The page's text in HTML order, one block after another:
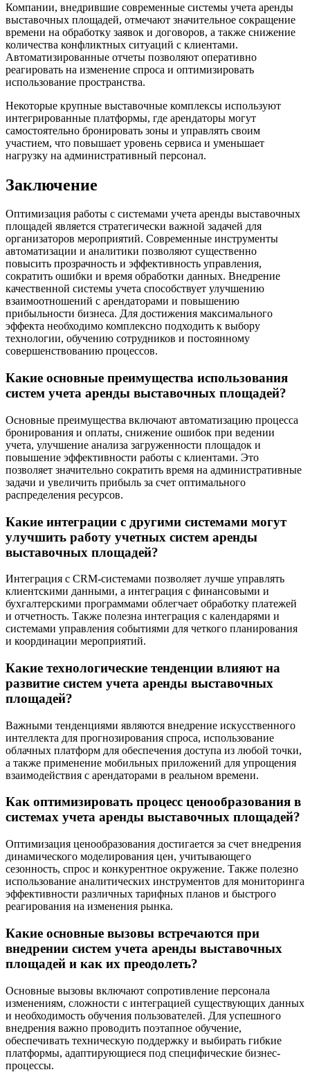
Компании, внедрившие современные системы учета аренды
выставочных площадей, отмечают значительное сокращение
времени на обработку заявок и договоров, а также снижение
количества конфликтных ситуаций с клиентами.
Автоматизированные отчеты позволяют оперативно
реагировать на изменение спроса и оптимизировать
использование пространства.
Некоторые крупные выставочные комплексы используют
интегрированные платформы, где арендаторы могут
самостоятельно бронировать зоны и управлять своим
участием, что повышает уровень сервиса и уменьшает
нагрузку на административный персонал.
Заключение
Оптимизация работы с системами учета аренды выставочных
площадей является стратегически важной задачей для
организаторов мероприятий. Современные инструменты
автоматизации и аналитики позволяют существенно
повысить прозрачность и эффективность управления,
сократить ошибки и время обработки данных. Внедрение
качественной системы учета способствует улучшению
взаимоотношений с арендаторами и повышению
прибыльности бизнеса. Для достижения максимального
эффекта необходимо комплексно подходить к выбору
технологии, обучению сотрудников и постоянному
совершенствованию процессов.
Какие основные преимущества использования
систем учета аренды выставочных площадей?
Основные преимущества включают автоматизацию процесса
бронирования и оплаты, снижение ошибок при ведении
учета, улучшение анализа загруженности площадок и
повышение эффективности работы с клиентами. Это
позволяет значительно сократить время на административные
задачи и увеличить прибыль за счет оптимального
распределения ресурсов.
Какие интеграции с другими системами могут
улучшить работу учетных систем аренды
выставочных площадей?
Интеграция с CRM-системами позволяет лучше управлять
клиентскими данными, а интеграция с финансовыми и
бухгалтерскими программами облегчает обработку платежей
и отчетность. Также полезна интеграция с календарями и
системами управления событиями для четкого планирования
и координации мероприятий.
Какие технологические тенденции влияют на
развитие систем учета аренды выставочных
площадей?
Важными тенденциями являются внедрение искусственного
интеллекта для прогнозирования спроса, использование
облачных платформ для обеспечения доступа из любой точки,
а также применение мобильных приложений для упрощения
взаимодействия с арендаторами в реальном времени.
Как оптимизировать процесс ценообразования в
системах учета аренды выставочных площадей?
Оптимизация ценообразования достигается за счет внедрения
динамического моделирования цен, учитывающего
сезонность, спрос и конкурентное окружение. Также полезно
использование аналитических инструментов для мониторинга
эффективности различных тарифных планов и быстрого
реагирования на изменения рынка.
Какие основные вызовы встречаются при
внедрении систем учета аренды выставочных
площадей и как их преодолеть?
Основные вызовы включают сопротивление персонала
изменениям, сложности с интеграцией существующих данных
и необходимость обучения пользователей. Для успешного
внедрения важно проводить поэтапное обучение,
обеспечивать техническую поддержку и выбирать гибкие
платформы, адаптирующиеся под специфические бизнес-
процессы.